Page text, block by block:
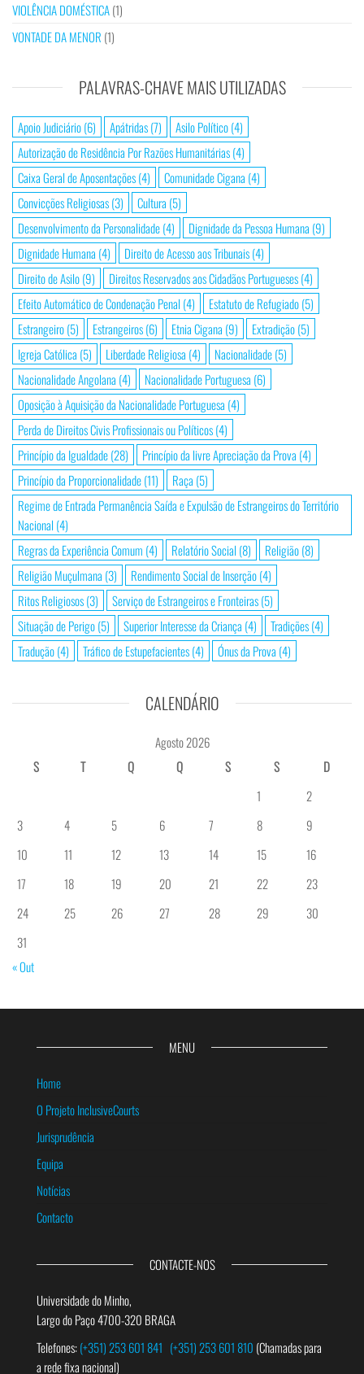
VIOLÊNCIA DOMÉSTICA(1)
VONTADE DA MENOR (1)
PALAVRAS-CHAVE MAIS UTILIZADAS
Apoio Judiciário(6) Apátridas(7) Asilo Político(4)
Autorização de Residência Por Razões Humanitárias(4)
Caixa Geral de Aposentações(4) Comunidade Cigana (4)
Convicções Religiosas(3) Cultura (5)
Desenvolvimento da Personalidade(4) Dignidade da Pessoa Humana (9)
Dignidade Humana (4) Direito de Acesso aos Tribunais(4)
Direito de Asilo(9) Direitos Reservados aos Cidadãos Portugueses(4)
Efeito Automático de Condenação Penal (4) Estatuto de Refugiado(5)
Estrangeiro(5) Estrangeiros(6) Etnia Cigana (9) Extradição(5)
Igreja Católica (5) Liberdade Religiosa (4) Nacionalidade(5)
Nacionalidade Angolana (4) Nacionalidade Portuguesa (6)
Oposição à Aquisição da Nacionalidade Portuguesa (4)
Perda de Direitos Civis Profissionais ou Políticos(4)
Princípio da Igualdade(28) Princípio da livre Apreciação da Prova (4)
Princípio da Proporcionalidade(11) Raça (5)
Regime de Entrada Permanência Saída e Expulsão de Estrangeiros do Território
Nacional (4)
Regras da Experiência Comum (4) Relatório Social (8) Religião(8)
Religião Muçulmana (3) Rendimento Social de Inserção(4)
Ritos Religiosos(3) Serviço de Estrangeiros e Fronteiras(5)
Situação de Perigo(5) Superior Interesse da Criança (4) Tradições(4)
Tradução(4) Tráfico de Estupefacientes(4) Ónus da Prova (4)
CALENDÁRIO
Agosto 2026
S
T Q Q S S
D
1
2
3
4 5 6 7 8
9
10
11 12 13 14 15
16
17
18 19 20 21 22
23
24
25 26 27 28 29
30
31
« Out
MENU
Home
O Projeto InclusiveCourts
Jurisprudência
Equipa
Notícias
Contacto
CONTACTE-NOS
Universidade do Minho,
Largo do Paço 4700-320 BRAGA
Telefones:(+351) 253 601 841 (+351) 253 601 810 (Chamadas para
a rede fixa nacional)